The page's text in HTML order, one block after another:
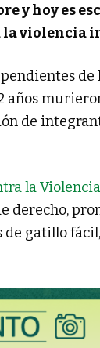
y hoy es
la
de
años
de
la
derecho,
de gatillo